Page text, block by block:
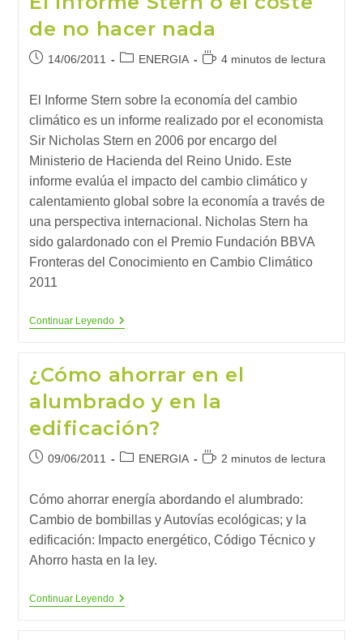
de no hacer nada
Publicación
entrada:
14/06/2011
Categoría
entrada:
ENERGIA
Tiempo
lectura:
4 minutos de lectura
El Informe Stern sobre la economía del cambio
climático es un informe realizado por el economista
Sir Nicholas Stern en 2006 por encargo del
Ministerio de Hacienda del Reino Unido. Este
informe evalúa el impacto del cambio climático y
calentamiento global sobre la economía a través de
una perspectiva internacional. Nicholas Stern ha
sido galardonado con el Premio Fundación BBVA
Fronteras del Conocimiento en Cambio Climático
2011
Continuar LeyendoEl
El
Coste
De
No
Hacer
Nada
¿Cómo ahorrar en el
alumbrado y en la
edificación?
Publicación
entrada:
09/06/2011
Categoría
entrada:
ENERGIA
Tiempo2 minutos de lectura
Cómo ahorrar energía abordando el alumbrado:
Cambio de bombillas y Autovías ecológicas; y la
edificación: Impacto energético, Código Técnico y
Ahorro hasta en la ley.
Continuar Leyendo¿Cómo